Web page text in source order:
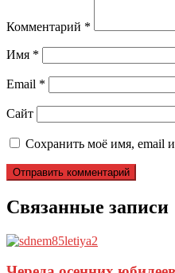
Комментарий *
Имя *
Email *
Сайт
Сохранить моё имя, email
Связанные записи